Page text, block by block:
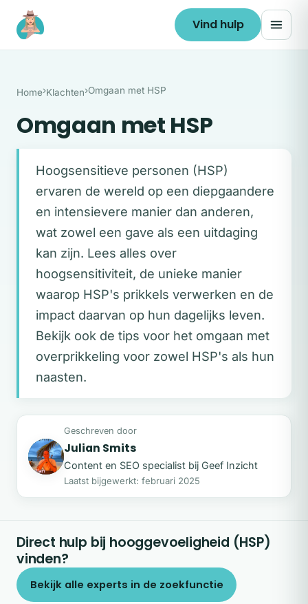
Ga naar de inhoud
Vind hulp
Home›Klachten›Omgaan met HSP
Omgaan met HSP
Hoogsensitieve personen (HSP)
ervaren de wereld op een diepgaandere
en intensievere manier dan anderen,
wat zowel een gave als een uitdaging
kan zijn. Lees alles over
hoogsensitiviteit, de unieke manier
waarop HSP's prikkels verwerken en de
impact daarvan op hun dagelijks leven.
Bekijk ook de tips voor het omgaan met
overprikkeling voor zowel HSP's als hun
naasten.
JS
Geschreven door
Julian Smits
Content en SEO specialist bij Geef Inzicht
Laatst bijgewerkt: februari 2025
Direct hulp bij hooggevoeligheid (HSP)
vinden?
Bekijk alle experts in de zoekfunctie